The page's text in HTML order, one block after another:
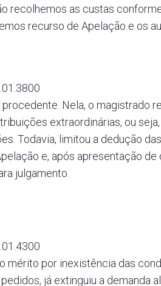
recolhemos as custas
recurso de Apelação e os
Nela, o magistrado
extraordinárias, ou
Todavia, limitou a dedução
e, após apresentação de
julgamento.
por inexistência das
já extinguiu a demanda